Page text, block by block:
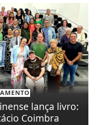
lança livro:
Coimbra